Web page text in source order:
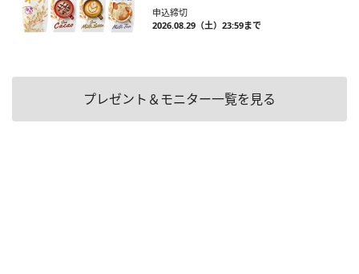
申込締切
2026.08.29（土）23:59まで
プレゼント＆モニター一覧を見る